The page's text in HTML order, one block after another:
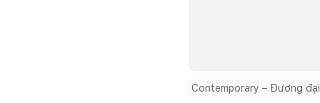
Contemporary – Đương đại